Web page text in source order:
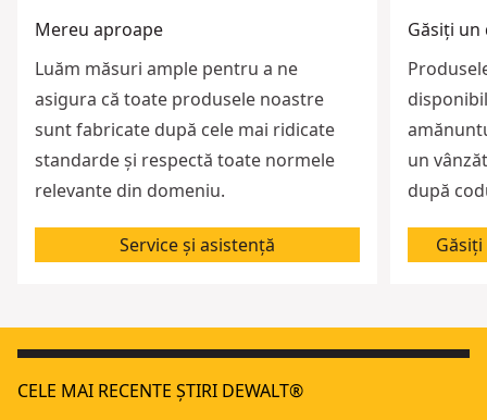
Mereu aproape
Luăm măsuri ample pentru a ne
asigura că toate produsele noastre
sunt fabricate după cele mai ridicate
standarde și respectă toate normele
relevante din domeniu.
Service și asistență
Găsiți
un
după
CELE MAI RECENTE ȘTIRI DEWALT®